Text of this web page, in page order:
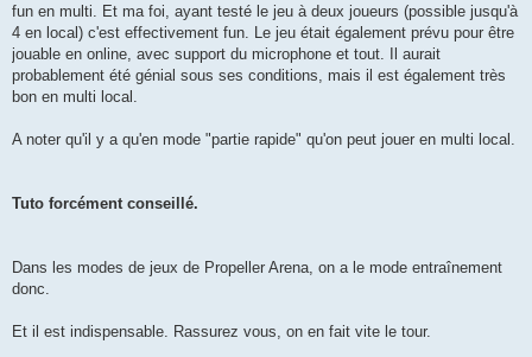
fun en multi. Et ma foi, ayant testé le jeu à deux joueurs (possible jusqu'à
4 en local) c'est effectivement fun. Le jeu était également prévu pour être
jouable en online, avec support du microphone et tout. Il aurait
probablement été génial sous ses conditions, mais il est également très
bon en multi local.
A noter qu'il y a qu'en mode "partie rapide" qu'on peut jouer en multi local.
Tuto forcément conseillé.
Dans les modes de jeux de Propeller Arena, on a le mode entraînement
donc.
Et il est indispensable. Rassurez vous, on en fait vite le tour.